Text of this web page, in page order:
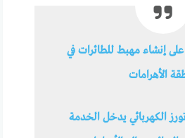
على إنشاء مهبط للطائرات في
الأهرامات
الكهربائي يدخل الخدمة